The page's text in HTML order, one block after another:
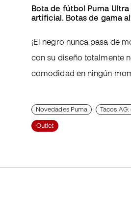
Bota de fútbol Puma
artificial. Botas de gama
¡El negro nunca pasa de
con su diseño totalmente
comodidad en ningún
Novedades Puma Tacos
Outlet